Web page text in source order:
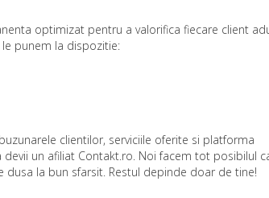
optimizat pentru a valorifica fiecare client
punem la dispozitie:
clientilor, serviciile oferite si platforma
un afiliat Contakt.ro. Noi facem tot posibilul
la bun sfarsit. Restul depinde doar de tine!